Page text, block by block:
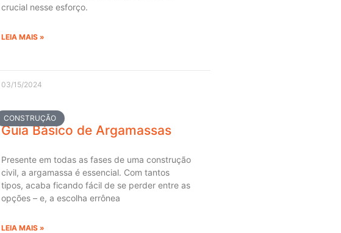
crucial nesse esforço.
LEIA MAIS »
03/15/2024
CONSTRUÇÃO
Guia Básico de Argamassas
Presente em todas as fases de uma construção
civil, a argamassa é essencial. Com tantos
tipos, acaba ficando fácil de se perder entre as
opções – e, a escolha errônea
LEIA MAIS »